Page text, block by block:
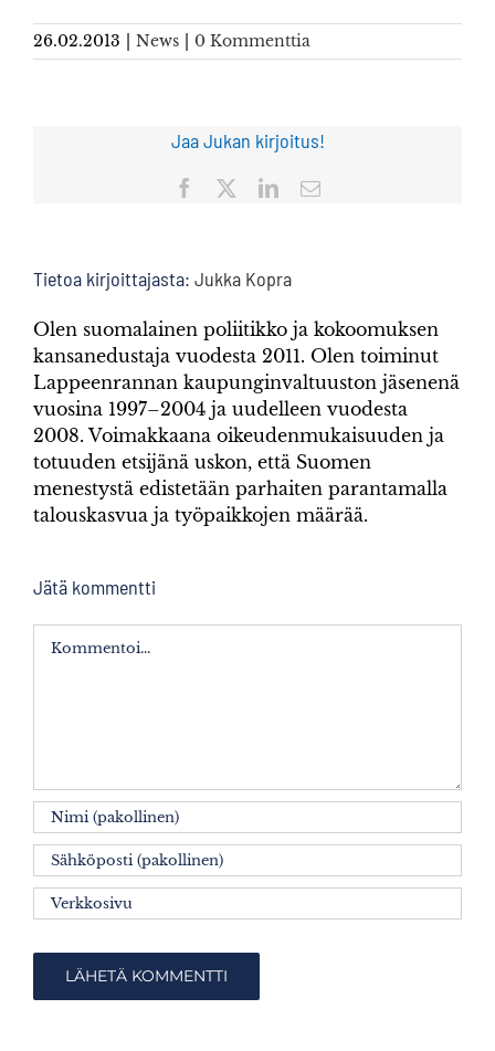
26.02.2013 News 0 Kommenttia
Jaa Jukan kirjoitus!
Facebook LinkedInSähköposti
Tietoa kirjoittajasta: Jukka Kopra
Olen suomalainen poliitikko ja kokoomuksen
kansanedustaja vuodesta 2011. Olen toiminut
Lappeenrannan kaupunginvaltuuston jäsenenä
vuosina 1997–2004 ja uudelleen vuodesta
2008. Voimakkaana oikeudenmukaisuuden ja
totuuden etsijänä uskon, että Suomen
menestystä edistetään parhaiten parantamalla
talouskasvua ja työpaikkojen määrää.
Jätä kommentti
Kommentti